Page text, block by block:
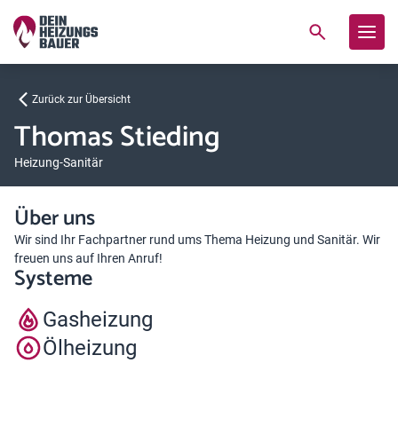
Zurück zur Übersicht
Thomas Stieding
Heizung-Sanitär
Über uns
Wir sind Ihr Fachpartner rund ums Thema Heizung und Sanitär. Wir
freuen uns auf Ihren Anruf!
Systeme
Gasheizung
Ölheizung